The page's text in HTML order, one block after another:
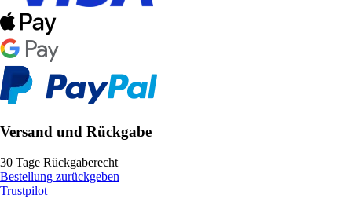
Versand und Rückgabe
30 Tage Rückgaberecht
Bestellung zurückgeben
Trustpilot